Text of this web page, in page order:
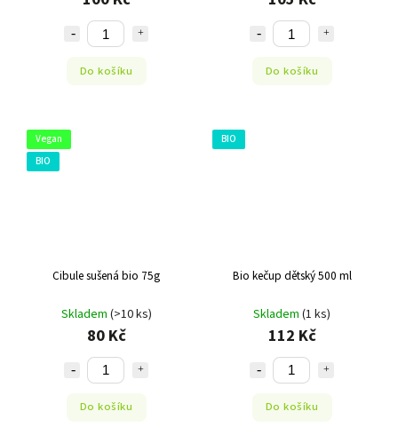
Do košíku Do košíku
Vegan
BIO
Cibule sušená bio 75g
Skladem (>10 ks)
80 Kč
Do košíku
BIO
Bio kečup dětský 500 ml
Skladem (1 ks)
112 Kč
Do košíku